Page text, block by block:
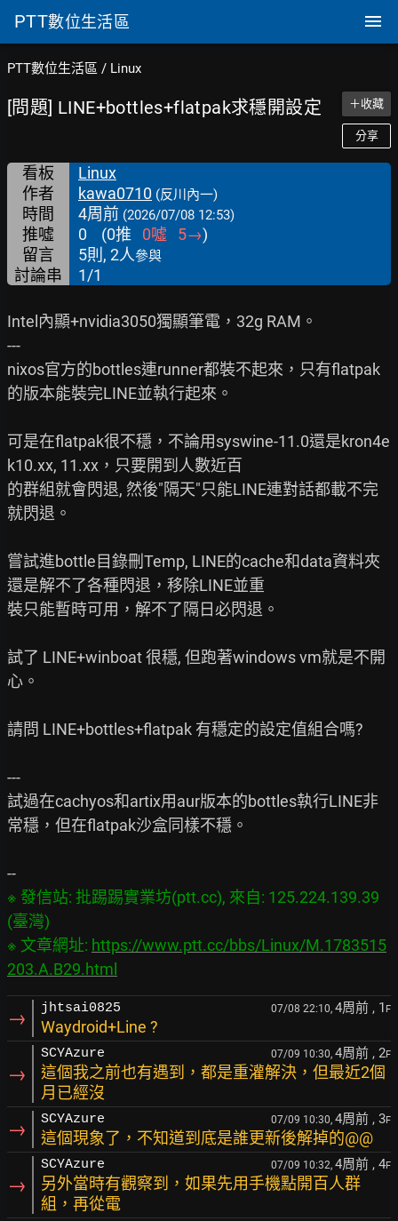
PTT數位生活區
PTT數位生活區 / Linux
[問題] LINE+bottles+flatpak求穩開設定 ＋收藏
分享
看板
Linux
作者
kawa0710 (反川內一)
時間 4周前 (2026/07/08 12:53)
推噓 0 (0推 0噓 5→)
留言
5則, 2人參與
討論串 1/1
Intel內顯+nvidia3050獨顯筆電，32g RAM。
---
nixos官方的bottles連runner都裝不起來，只有flatpak
的版本能裝完LINE並執行起來。
可是在flatpak很不穩，不論用syswine-11.0還是kron4e
k10.xx, 11.xx，只要開到人數近百
的群組就會閃退, 然後"隔天"只能LINE連對話都載不完
就閃退。
嘗試進bottle目錄刪Temp, LINE的cache和data資料夾
還是解不了各種閃退，移除LINE並重
裝只能暫時可用，解不了隔日必閃退。
試了 LINE+winboat 很穩, 但跑著windows vm就是不開
心。
請問 LINE+bottles+flatpak 有穩定的設定值組合嗎?
---
試過在cachyos和artix用aur版本的bottles執行LINE非
常穩，但在flatpak沙盒同樣不穩。
※ 發信站: 批踢踢實業坊(ptt.cc), 來自: 125.224.139.39
(臺灣)
※ 文章網址: https://www.ptt.cc/bbs/Linux/M.1783515
203.A.B29.html
→ jhtsai0825 07/08 22:10, 4周前 , 1 F
Waydroid+Line ?
→
SCYAzure 07/09 10:30, 4周前 , 2F
這個我之前也有遇到，都是重灌解決，但最近2個
月已經沒
→ SCYAzure 07/09 10:30, 4周前 , 3F
這個現象了，不知道到底是誰更新後解掉的@@
→
SCYAzure 07/09 10:32, 4周前 , 4F
另外當時有觀察到，如果先用手機點開百人群
組，再從電